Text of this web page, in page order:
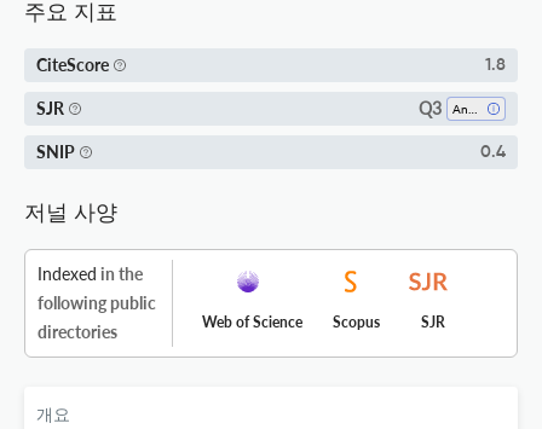
주요 지표
CiteScore 1.8
SJR Q3
SNIP 0.4
저널 사양
Indexed in the
following public
directories
Web of Science Scopus SJR
개요